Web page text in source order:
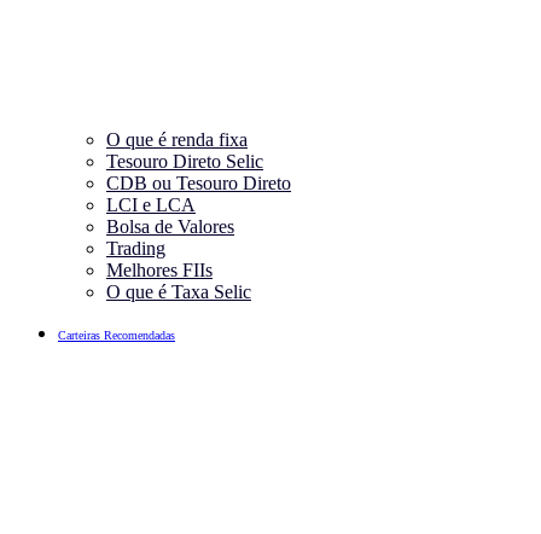
O que é renda fixa
Tesouro Direto Selic
CDB ou Tesouro Direto
LCI e LCA
Bolsa de Valores
Trading
Melhores FIIs
O que é Taxa Selic
Carteiras Recomendadas